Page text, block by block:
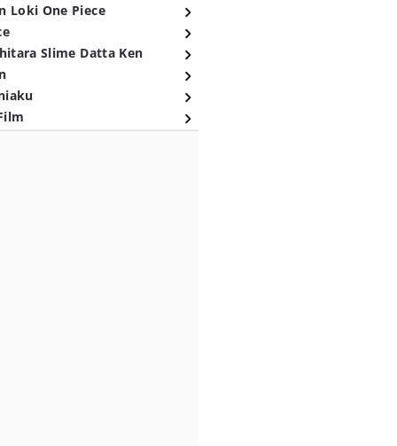
Loki One Piece
Slime Datta Ken